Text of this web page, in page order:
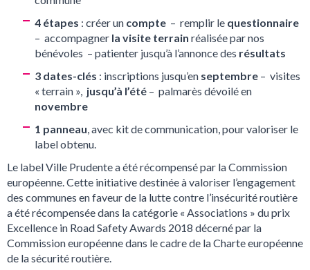
4 étapes : créer un compte – remplir le questionnaire
– accompagner la visite terrain réalisée par nos
bénévoles – patienter jusqu’à l’annonce des résultats
3 dates-clés : inscriptions jusqu’en septembre – visites
« terrain », jusqu’à l’été – palmarès dévoilé en
novembre
1 panneau, avec kit de communication, pour valoriser le
label obtenu.
Le label Ville Prudente a été récompensé par la Commission
européenne. Cette initiative destinée à valoriser l’engagement
des communes en faveur de la lutte contre l’insécurité routière
a été récompensée dans la catégorie « Associations » du prix
Excellence in Road Safety Awards 2018 décerné par la
Commission européenne dans le cadre de la Charte européenne
de la sécurité routière.